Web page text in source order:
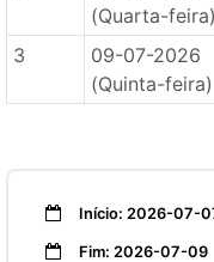
(Quarta-feira)
3
09-07-2026
(Quinta-feira)
Início: 2026-07-
Fim: 2026-07-09